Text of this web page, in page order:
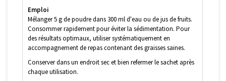
Emploi
Mélanger 5 g de poudre dans 300 ml d'eau ou de jus de fruits.
Consommer rapidement pour éviter la sédimentation. Pour
des résultats optimaux, utiliser systématiquement en
accompagnement de repas contenant des graisses saines.
Conserver dans un endroit sec et bien refermer le sachet après
chaque utilisation.